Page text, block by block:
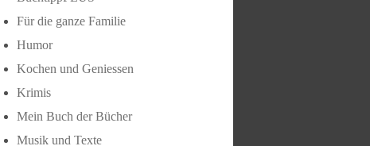
Für die ganze Familie
Humor
Kochen und Geniessen
Krimis
Mein Buch der Bücher
Musik und Texte